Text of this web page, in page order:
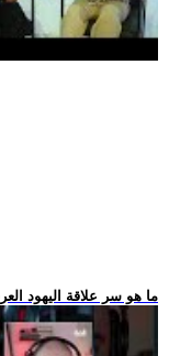
.. ما هو سر علاقة اليهود